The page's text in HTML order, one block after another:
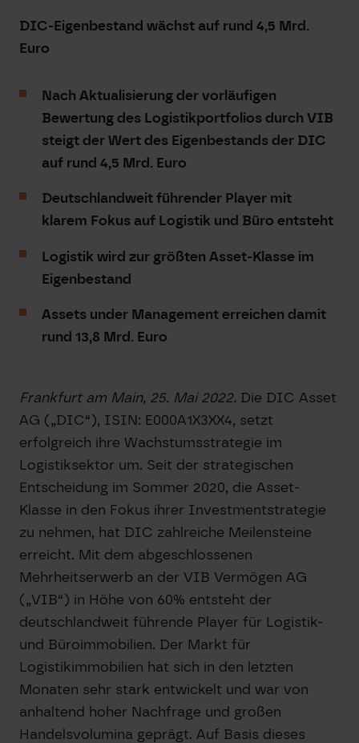
DIC-Eigenbestand wächst auf rund 4,5 Mrd.
Euro
Nach Aktualisierung der vorläufigen
Bewertung des Logistikportfolios durch VIB
steigt der Wert des Eigenbestands der DIC
auf rund 4,5 Mrd. Euro
Deutschlandweit führender Player mit
klarem Fokus auf Logistik und Büro entsteht
Logistik wird zur größten Asset-Klasse im
Eigenbestand
Assets under Management erreichen damit
rund 13,8 Mrd. Euro
Frankfurt am Main, 25. Mai 2022. Die DIC Asset
AG („DIC“), ISIN: E000A1X3XX4, setzt
erfolgreich ihre Wachstumsstrategie im
Logistiksektor um. Seit der strategischen
Entscheidung im Sommer 2020, die Asset-
Klasse in den Fokus ihrer Investmentstrategie
zu nehmen, hat DIC zahlreiche Meilensteine
erreicht. Mit dem abgeschlossenen
Mehrheitserwerb an der VIB Vermögen AG
(„VIB“) in Höhe von 60% entsteht der
deutschlandweit führende Player für Logistik-
und Büroimmobilien. Der Markt für
Logistikimmobilien hat sich in den letzten
Monaten sehr stark entwickelt und war von
anhaltend hoher Nachfrage und großen
Handelsvolumina geprägt. Auf Basis dieses